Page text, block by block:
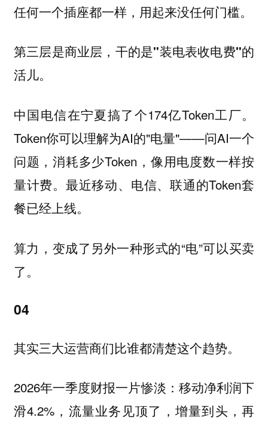
任何一个插座都一样，用起来没任何门槛。
第三层是商业层，干的是"装电表收电费"的
活儿。
中国电信在宁夏搞了个174亿Token工厂。
Token你可以理解为AI的"电量"——问AI一个
问题，消耗多少Token，像用电度数一样按
量计费。最近移动、电信、联通的Token套
餐已经上线。
算力，变成了另外一种形式的“电”可以买卖
了。
04
其实三大运营商们比谁都清楚这个趋势。
2026年一季度财报一片惨淡：移动净利润下
滑4.2%，流量业务见顶了，增量到头，再